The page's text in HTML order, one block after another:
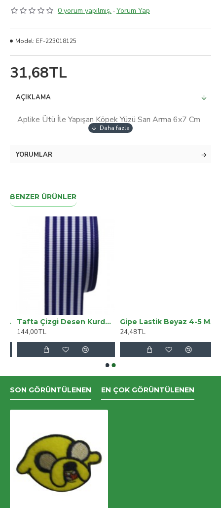
0 yorum yapılmış. -Yorum Yap
31,68TL
Model: EF-223018125
AÇIKLAMA
Aplike Ütü İle Yapışan Köpek Yüzü Sarı Arma 6x7 Cm
YORUMLAR
BENZER ÜRÜNLER
Tafta Çizgi Desen Kurdele 25 Mm Lacivert 5 Metre
144,00TL
Gipe Lastik Beyaz 4-5 Metre 2 Adet
24,48TL
SON GÖRÜNTÜLENEN EN ÇOK GÖRÜNTÜLENEN